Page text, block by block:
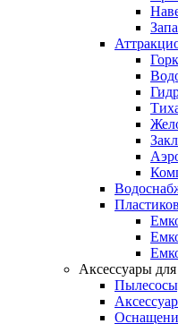
Аксессуары